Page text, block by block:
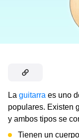
La guitarra es uno
populares. Existen
y ambos tipos se
Tienen un